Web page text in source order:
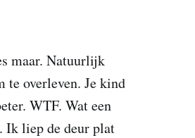
maar. Natuurlijk
te overleven. Je kind
WTF. Wat een
Ik liep de deur plat